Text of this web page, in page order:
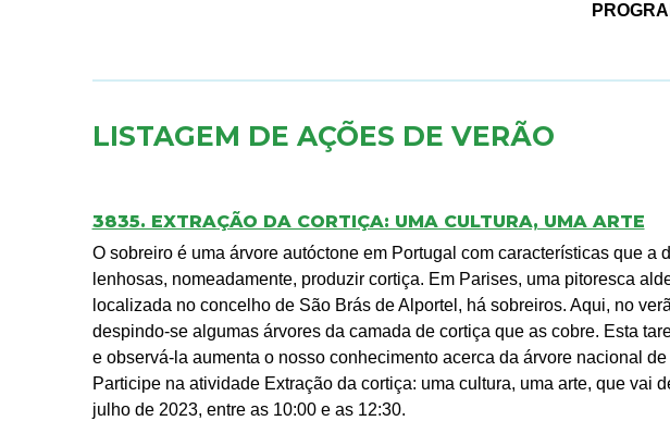
LISTAGEM DE AÇÕES DE VERÃO
3835. EXTRAÇÃO DA CORTIÇA: UMA CULTURA, UMA ARTE
O sobreiro é uma árvore autóctone em Portugal com características que a
lenhosas, nomeadamente, produzir cortiça. Em Parises, uma pitoresca
localizada no concelho de São Brás de Alportel, há sobreiros. Aqui, no
despindo-se algumas árvores da camada de cortiça que as cobre. Esta
e observá-la aumenta o nosso conhecimento acerca da árvore nacional
Participe na atividade Extração da cortiça: uma cultura, uma arte, que vai
julho de 2023, entre as 10:00 e as 12:30.